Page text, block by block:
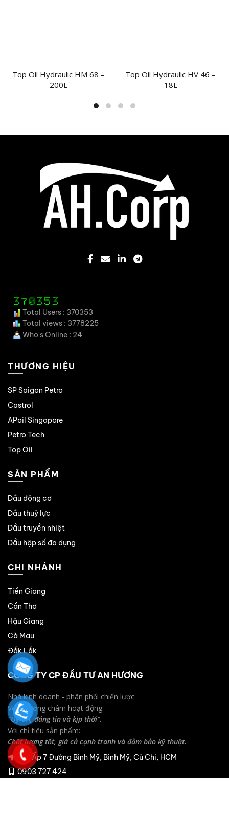
NHẬN BÁO GIÁ
Top Oil Hydraulic HM 68 –
200L
NHẬN BÁO GIÁ
Top Oil Hydraulic HV 46 –
18L
Total Users : 370353
Total views : 3778225
Who's Online : 24
THƯƠNG HIỆU
SP Saigon Petro
Castrol
APoil Singapore
Petro Tech
Top Oil
SẢN PHẨM
Dầu động cơ
Dầu thuỷ lực
Dầu truyền nhiệt
Dầu hộp số đa dụng
CHI NHÁNH
Tiền Giang
Cần Thơ
Hậu Giang
Cà Mau
Đắk Lắk
CÔNG TY CP ĐẦU TƯ AN HƯƠNG
Nhà kinh doanh - phân phối chiến lược
Với phương châm hoạt động:
"Uy tín, đáng tin và kịp thời”.
Với chỉ tiêu sản phẩm:
Chất lượng tốt, giá cả cạnh tranh và đảm bảo kỹ thuật.
175 Ấp 7 Đường Bình Mỹ, Bình Mỹ, Củ Chi, HCM
0903 727 424